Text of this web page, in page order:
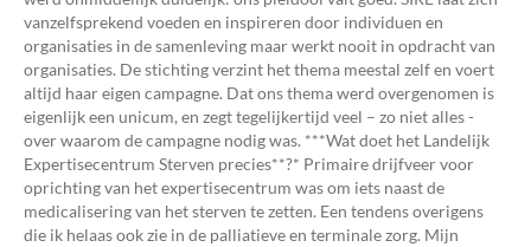
vanzelfsprekend voeden en inspireren door individuen en
organisaties in de samenleving maar werkt nooit in opdracht van
organisaties. De stichting verzint het thema meestal zelf en voert
altijd haar eigen campagne. Dat ons thema werd overgenomen is
eigenlijk een unicum, en zegt tegelijkertijd veel – zo niet alles -
over waarom de campagne nodig was. ***Wat doet het Landelijk
Expertisecentrum Sterven precies**?* Primaire drijfveer voor
oprichting van het expertisecentrum was om iets naast de
medicalisering van het sterven te zetten. Een tendens overigens
die ik helaas ook zie in de palliatieve en terminale zorg. Mijn